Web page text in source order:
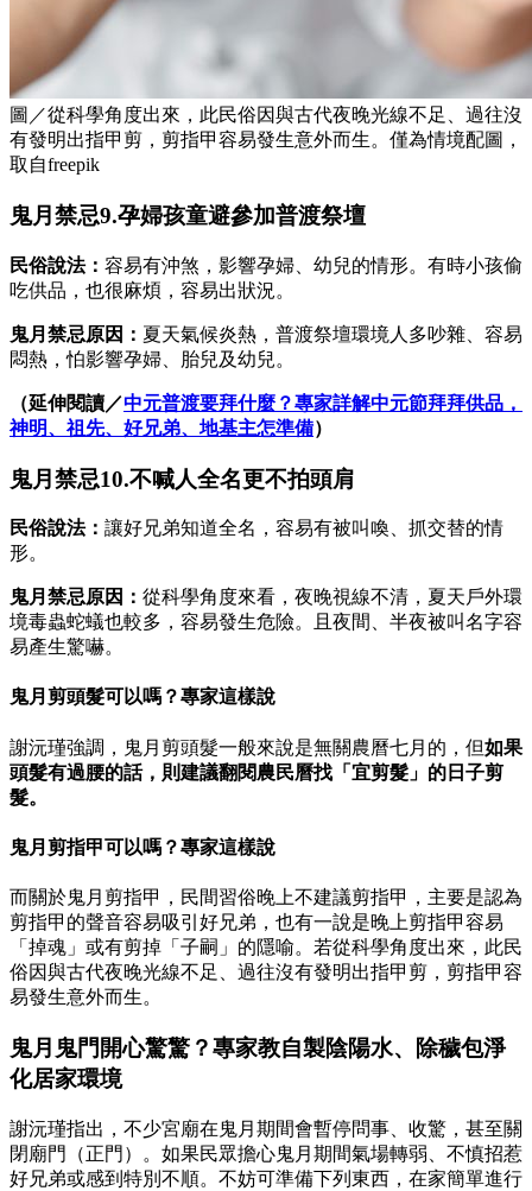
圖／從科學角度出來，此民俗因與古代夜晚光線不足、過往沒
有發明出指甲剪，剪指甲容易發生意外而生。僅為情境配圖，
取自freepik
鬼月禁忌9.孕婦孩童避參加普渡祭壇
民俗說法： 容易有沖煞，影響孕婦、幼兒的情形。有時小孩偷
吃供品，也很麻煩，容易出狀況。
鬼月禁忌原因： 夏天氣候炎熱，普渡祭壇環境人多吵雜、容易
悶熱，怕影響孕婦、胎兒及幼兒。
（延伸閱讀／中元普渡要拜什麼？專家詳解中元節拜拜供品，
神明、祖先、好兄弟、地基主怎準備）
鬼月禁忌10.不喊人全名更不拍頭肩
民俗說法： 讓好兄弟知道全名，容易有被叫喚、抓交替的情
形。
鬼月禁忌原因： 從科學角度來看，夜晚視線不清，夏天戶外環
境毒蟲蛇蟻也較多，容易發生危險。且夜間、半夜被叫名字容
易產生驚嚇。
鬼月剪頭髮可以嗎？專家這樣說
謝沅瑾強調，鬼月剪頭髮一般來說是無關農曆七月的，但如果
頭髮有過腰的話，則建議翻閱農民曆找「宜剪髮」的日子剪
髮。
鬼月剪指甲可以嗎？專家這樣說
而關於鬼月剪指甲，民間習俗晚上不建議剪指甲，主要是認為
剪指甲的聲音容易吸引好兄弟，也有一說是晚上剪指甲容易
「掉魂」或有剪掉「子嗣」的隱喻。若從科學角度出來，此民
俗因與古代夜晚光線不足、過往沒有發明出指甲剪，剪指甲容
易發生意外而生。
鬼月鬼門開心驚驚？專家教自製陰陽水、除穢包淨
化居家環境
謝沅瑾指出，不少宮廟在鬼月期間會暫停問事、收驚，甚至關
閉廟門（正門）。如果民眾擔心鬼月期間氣場轉弱、不慎招惹
好兄弟或感到特別不順。不妨可準備下列東西，在家簡單進行